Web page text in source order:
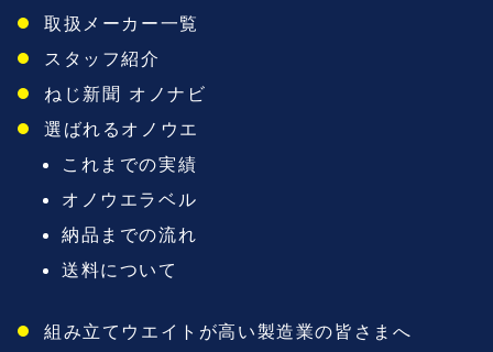
取扱メーカー一覧
スタッフ紹介
ねじ新聞 オノナビ
選ばれるオノウエ
これまでの実績
オノウエラベル
納品までの流れ
送料について
組み立てウエイトが高い製造業の皆さまへ